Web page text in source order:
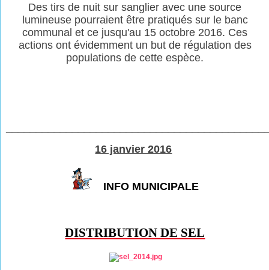
Des tirs de nuit sur sanglier avec une source
lumineuse pourraient être pratiqués sur le banc
communal et ce jusqu'au 15 octobre 2016. Ces
actions ont évidemment un but de régulation des
populations de cette espèce.
16 janvier 2016
INFO MUNICIPALE
DISTRIBUTION DE SEL